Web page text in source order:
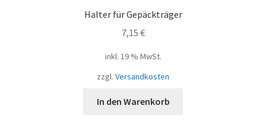
Halter für Gepäckträger
7,15 €
inkl. 19 % MwSt.
zzgl. Versandkosten
In den Warenkorb